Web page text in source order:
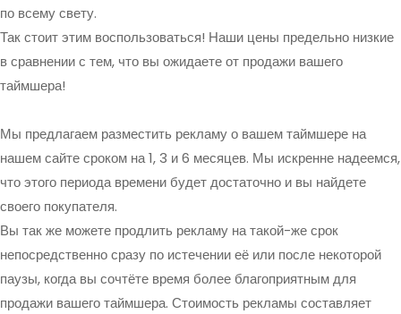
по всему свету.
Так стоит этим воспользоваться! Наши цены предельно низкие
в сравнении с тем, что вы ожидаете от продажи вашего
таймшера!
Мы предлагаем разместить рекламу о вашем таймшере на
нашем сайте сроком на 1, 3 и 6 месяцев. Мы искренне надеемся,
что этого периода времени будет достаточно и вы найдете
своего покупателя.
Вы так же можете продлить рекламу на такой-же срок
непосредственно сразу по истечении её или после некоторой
паузы, когда вы сочтёте время более благоприятным для
продажи вашего таймшера. Стоимость рекламы составляет